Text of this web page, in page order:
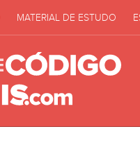
MATERIAL DE ESTUDO